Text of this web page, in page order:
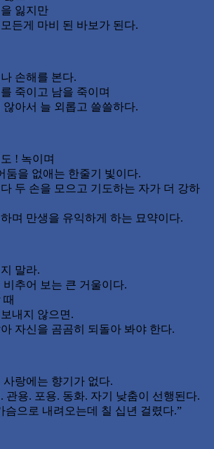
잃지만
든게 마비 된 바보가 된다.
손해를 본다.
죽이고 남을 죽이며
아서 늘 외롭고 쓸쓸하다.
! 녹이며
둠을 없애는 한줄기 빛이다.
두 손을 모으고 기도하는 자가 더 강하
며 만생을 유익하게 하는 묘약이다.
말라.
추어 보는 큰 거울이다.
내지 않으면.
자신을 곰곰히 되돌아 봐야 한다.
랑에는 향기가 없다.
관용. 포용. 동화. 자기 낮춤이 선행된다.
슴으로 내려오는데 칠 십년 걸렸다.”